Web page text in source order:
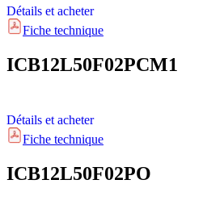
Détails et acheter
Fiche technique
ICB12L50F02PCM1
Détails et acheter
Fiche technique
ICB12L50F02PO